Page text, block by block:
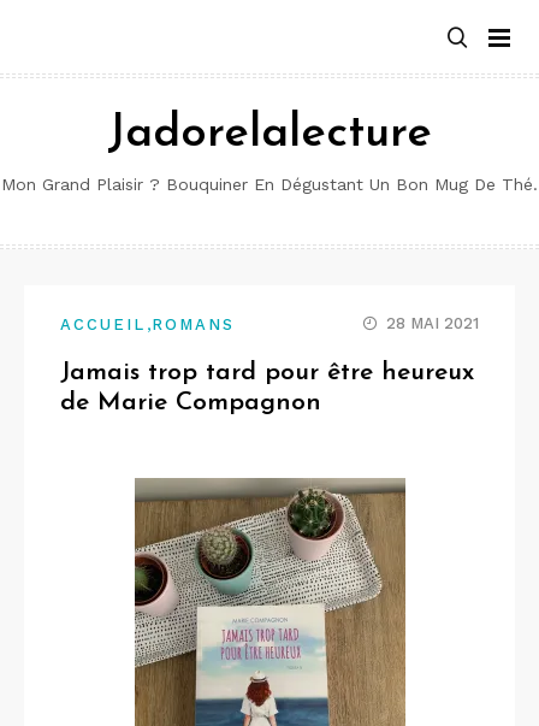
contenu
Jadorelalecture
Mon Grand Plaisir ? Bouquiner En Dégustant Un Bon Mug De Thé.
ACCUEIL ,ROMANS 28 MAI 2021
Jamais trop tard pour être heureux
de Marie Compagnon